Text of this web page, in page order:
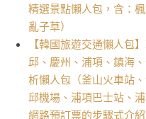
精選景點懶人包，含：
亂子草）
【韓國旅遊交通懶人包
邱、慶州、浦項、鎮海
析懶人包（釜山火車站
邱機場、浦項巴士站、
網路預訂票的步驟式介紹